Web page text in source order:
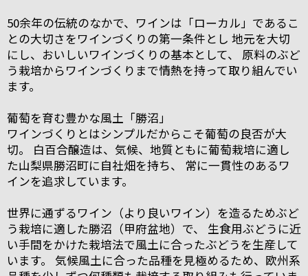
50余年の伝統のなかで、ワインは「ローカル」であるこ
との大切さをワインづくりの第一条件とし 地元を大切
にし、おいしいワインづくりの基本として、 原料のぶど
う栽培からワインづくりまで情熱を持って取り組んでい
ます。
葡萄を育む豊かな風土「勝沼」
ワインづくりとはシンプルだからこそ葡萄の良否が大
切。 白百合醸造は、気候、地質ともに葡萄栽培に適し
た山梨県勝沼町に自社畑を持ち、 常に一貫性のあるワ
インを追求しています。
世界に通ずるワイン（より良いワイン）を造るためぶど
う栽培に適した勝沼（甲府盆地）で、 生食用ぶどうに近
い手間をかけた栽培法で風土に合ったぶどうを生産して
います。 気候風土に合った品種を見極めるため、欧州系